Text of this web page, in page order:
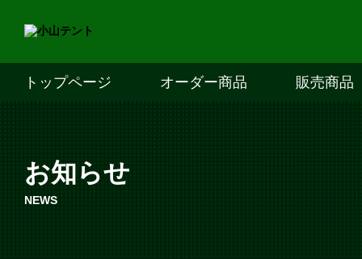
トップページ オーダー商品 販売商品
お知らせ
NEWS